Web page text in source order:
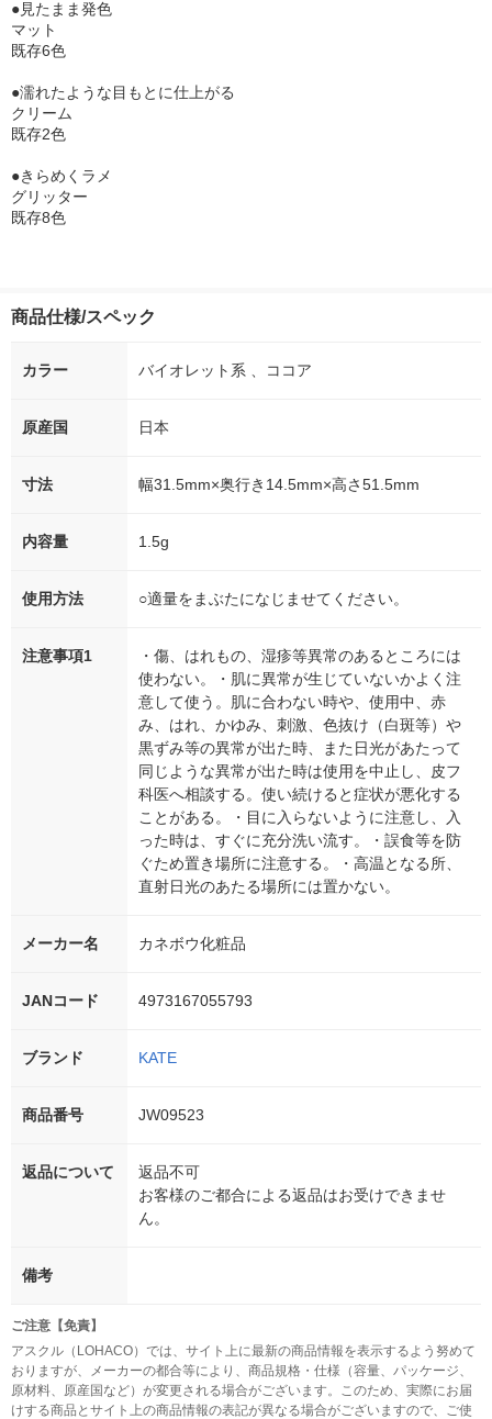
●見たまま発色
マット
既存6色
●濡れたような目もとに仕上がる
クリーム
既存2色
●きらめくラメ
グリッター
既存8色
商品仕様/スペック
カラー バイオレット系 、ココア
原産国 日本
寸法 幅31.5mm×奥行き14.5mm×高さ51.5mm
内容量 1.5g
使用方法 ○適量をまぶたになじませてください。
注意事項1
・傷、はれもの、湿疹等異常のあるところには
使わない。・肌に異常が生じていないかよく注
意して使う。肌に合わない時や、使用中、赤
み、はれ、かゆみ、刺激、色抜け（白斑等）や
黒ずみ等の異常が出た時、また日光があたって
同じような異常が出た時は使用を中止し、皮フ
科医へ相談する。使い続けると症状が悪化する
ことがある。・目に入らないように注意し、入
った時は、すぐに充分洗い流す。・誤食等を防
ぐため置き場所に注意する。・高温となる所、
直射日光のあたる場所には置かない。
メーカー名 カネボウ化粧品
JANコード 4973167055793
ブランド KATE
商品番号 JW09523
返品について
返品不可
お客様のご都合による返品はお受けできませ
ん。
備考
ご注意【免責】
アスクル（LOHACO）では、サイト上に最新の商品情報を表示するよう努めて
おりますが、メーカーの都合等により、商品規格・仕様（容量、パッケージ、
原材料、原産国など）が変更される場合がございます。このため、実際にお届
けする商品とサイト上の商品情報の表記が異なる場合がございますので、ご使